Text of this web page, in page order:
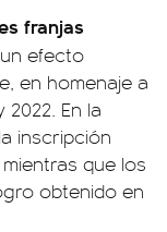
franjas
efecto
en homenaje a
En la
inscripción
que los
obtenido en